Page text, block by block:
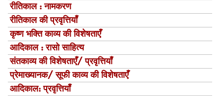
रीतिकाल : नामकरण
रीतिकाल की प्रवृत्तियाँ
कृष्ण भक्ति काव्य की विशेषताएँ
आदिकाल : रासो साहित्य
संतकाव्य की विशेषताएँ/ प्रवृत्तियाँ
प्रेमाख्यानक/ सूफी काव्य की विशेषताएँ
आदिकाल: प्रवृत्तियाँ